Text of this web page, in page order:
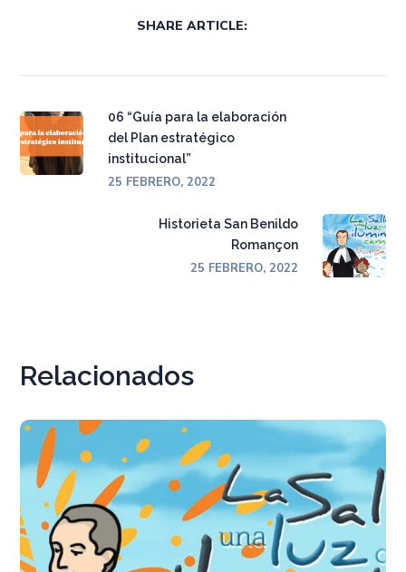
SHARE ARTICLE:
06 “Guía para la elaboración
del Plan estratégico
institucional”
25 FEBRERO, 2022
Historieta San Benildo
Romançon
25 FEBRERO, 2022
Relacionados